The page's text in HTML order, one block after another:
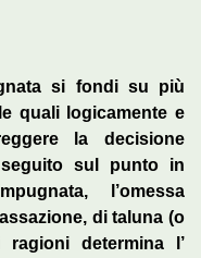
si fondi su più
quali logicamente e
la decisione
sul punto in
l’omessa
di taluna (o
determina l’